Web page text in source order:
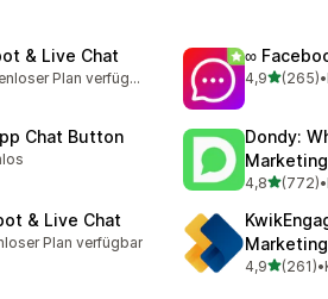
& Live Chat
insgesamt Kostenloser Plan verfügbar
∞
4,9von 5
(265)
265 •
Chat Button
Dondy:
4,8von 5
(772)
772 •
& Live Chat
Plan verfügbar
Marketing
4,9von 5
(261)
261 •